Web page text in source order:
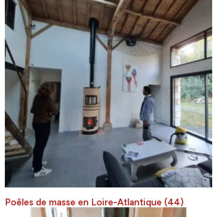
Poêles de masse en Loire-Atlantique (44)